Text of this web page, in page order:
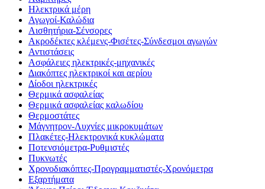
Ηλεκτρικά μέρη
Αγωγοί-Καλώδια
Αισθητήρια-Σένσορες
Ακροδέκτες κλέμενς-Φισέτες-Σύνδεσμοι αγωγών
Αντιστάσεις
Ασφάλειες ηλεκτρικές-μηχανικές
Διακόπτες ηλεκτρικοί και αερίου
Δίοδοι ηλεκτρικές
Θερμικά ασφαλείας
Θερμικά ασφαλείας καλωδίου
Θερμοστάτες
Μάγνητρον-Λυχνίες μικροκυμάτων
Πλακέτες-Ηλεκτρονικά κυκλώματα
Ποτενσιόμετρα-Ρυθμιστές
Πυκνωτές
Χρονοδιακόπτες-Προγραμματιστές-Χρονόμετρα
Εξαρτήματα